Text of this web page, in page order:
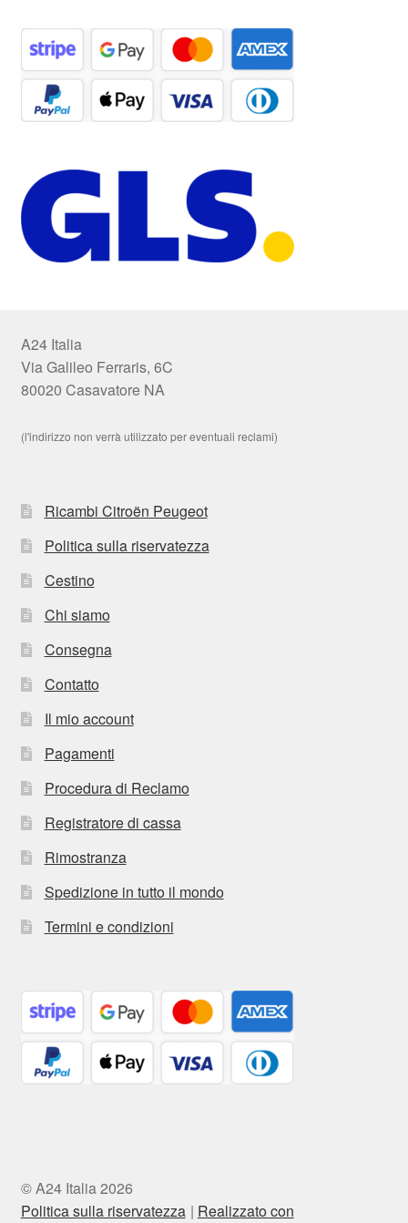
A24 Italia
Via Galileo Ferraris, 6C
80020 Casavatore NA
(l'indirizzo non verrà utilizzato per eventuali reclami)
Ricambi Citroën Peugeot
Politica sulla riservatezza
Cestino
Chi siamo
Consegna
Contatto
Il mio account
Pagamenti
Procedura di Reclamo
Registratore di cassa
Rimostranza
Spedizione in tutto il mondo
Termini e condizioni
© A24 Italia 2026
Politica sulla riservatezza
Realizzato con